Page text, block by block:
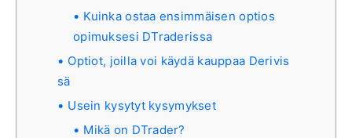
Kuinka ostaa ensimmäisen optios
opimuksesi DTraderissa
Optiot, joilla voi käydä kauppaa Derivis
sä
Usein kysytyt kysymykset
Mikä on DTrader?